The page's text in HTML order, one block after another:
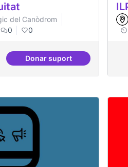
del Canòdrom
0 0
Donar suportComunitat i continuitat